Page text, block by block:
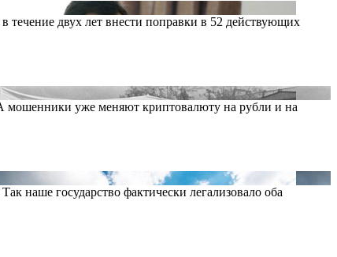
двух лет внести поправки в 52 действующих
мошенники уже меняют криптовалюту на рубли и на
наше государство фактически легализовало оба